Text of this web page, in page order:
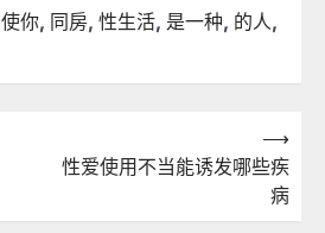
使你, 同房, 性生活, 是一种, 的人,
性爱使用不当能诱发哪些疾
病
⟶